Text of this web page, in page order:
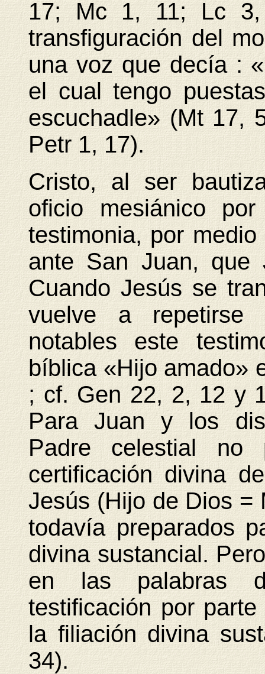
17; Mc 1, 11; Lc
transfiguración del
una voz que decía :
el cual tengo
escuchadle» (Mt
Petr 1, 17).
Cristo, al ser
oficio mesiánico
testimonia, por
ante San Juan,
Cuando Jesús se
vuelve a repetirse
notables este
bíblica «Hijo amado»
; cf. Gen 22, 2, 12 y
Para Juan y los
Padre celestial
certificación divina
Jesús (Hijo de Dios =
todavía preparados
divina sustancial.
en las palabras
testificación por
la filiación divina
34).